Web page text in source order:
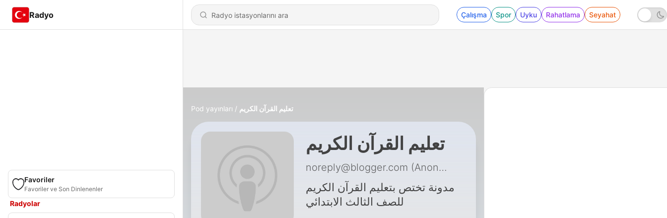
Radyo Çalışma Spor Uyku Rahatlama Seyahat
Favoriler
Favoriler ve Son Dinlenenler
Radyolar
Pod yayınları تعليم القرآن الكريم
تعليم القرآن الكريم
noreply@blogger.com (Anonymous)
مدونة تختص بتعليم القرآن الكريم
للصف الثالث الابتدائي